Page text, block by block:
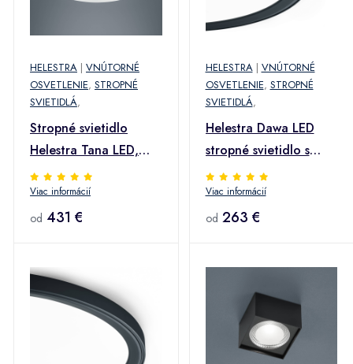
HELESTRA | VNÚTORNÉ
OSVETLENIE, STROPNÉ
SVIETIDLÁ,
Stropné svietidlo
Helestra Tana LED,
chróm, Ø 33 cm
Viac informácií
od 431 €
HELESTRA| VNÚTORNÉ
OSVETLENIE, STROPNÉ
SVIETIDLÁ,
Helestra Dawa LED
stropné svietidlo s
CCT, Ø 33 cm
Viac informácií
od 263 €